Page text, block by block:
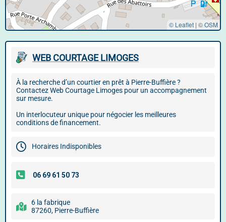
© Leaflet | ©OSM
WEB COURTAGE LIMOGES
À la recherche d’un courtier en prêt à Pierre-Buffière ?
Contactez Web Courtage Limoges pour un accompagnement
sur mesure.
Un interlocuteur unique pour négocier les meilleures
conditions de financement.
Horaires Indisponibles
6 la fabrique
87260, Pierre-Buffière